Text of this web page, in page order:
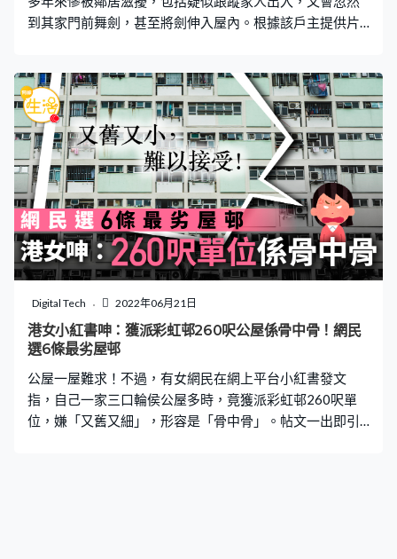
到其家門前舞劍，甚至將劍伸入屋內。根據該戶主提供片
訴，但都沒有作用。 符上寫「殺人者死」 片段中可見，該
位怪鄰居頸上似帶有多條宗教飾物，其貼上的符咒則寫上
「殺人者死」。戶主韓先生向《一線搜查》表示，滋擾自
2017年已開始，他多次向房署反映，才獲准在門前安裝鏡
頭，拍下上述畫面。韓先生女兒表示，2017年中該怪鄰居
曾向其搭訕，問她是否於某中學就讀，又表示知道她住在
哪一層樓，「我好驚……你想做啲乜嘢先？」幾年來騷擾一
直無停過，「佢都試過報警，話我哋屋企有生化武器，可
能有肢解人體，有啲警察全副武裝上嚟」。 至於為何成為
怪客目標，韓先生女兒就表示不知道，「佢話我哋屋企有
佢要搵嘅人，話乜嘢佢嘅博士朋友喺我哋屋企」。韓先生
則稱，不只他一家，還有多位住戶都被滋擾。 門口伸劍入
屋攻擊 韓先生太太表示，約半年前該怪漢手持長劍及一把
伸
Digital Tech 2022年06月21日
港女小紅書呻：獲派彩虹邨260呎公屋係骨中骨！網民
選6條最劣屋邨
公屋一屋難求！不過，有女網民在網上平台小紅書發文
指，自己一家三口輪侯公屋多時，竟獲派彩虹邨260呎單
位，嫌「又舊又細」，形容是「骨中骨」。帖文一出即引